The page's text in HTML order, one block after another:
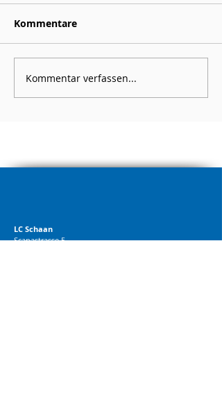
Kommentare
Kommentar verfassen...
LC Schaan
Scanastrasse 5